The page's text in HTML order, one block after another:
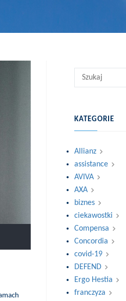
KATEGORIE
Allianz
assistance
AVIVA
AXA
biznes
ciekawostki
Compensa
Concordia
covid-19
DEFEND
Ergo Hestia
franczyza